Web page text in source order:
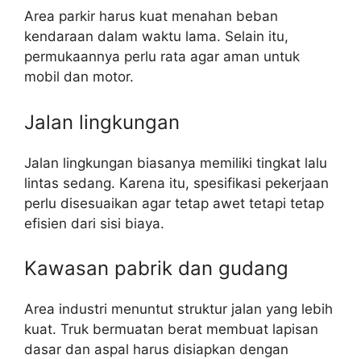
Area parkir harus kuat menahan beban
kendaraan dalam waktu lama. Selain itu,
permukaannya perlu rata agar aman untuk
mobil dan motor.
Jalan lingkungan
Jalan lingkungan biasanya memiliki tingkat lalu
lintas sedang. Karena itu, spesifikasi pekerjaan
perlu disesuaikan agar tetap awet tetapi tetap
efisien dari sisi biaya.
Kawasan pabrik dan gudang
Area industri menuntut struktur jalan yang lebih
kuat. Truk bermuatan berat membuat lapisan
dasar dan aspal harus disiapkan dengan